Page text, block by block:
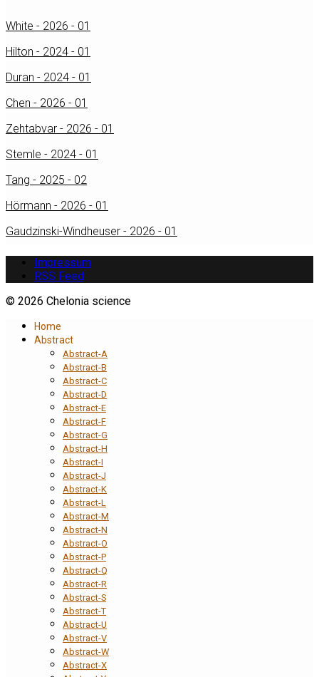
White - 2026 - 01
Hilton - 2024 - 01
Duran - 2024 - 01
Chen - 2026 - 01
Zehtabvar - 2026 - 01
Stemle - 2024 - 01
Tang - 2025 - 02
Hörmann - 2026 - 01
Gaudzinski-Windheuser - 2026 - 01
Impressum
RSS Feed
© 2026 Chelonia science
Home
Abstract
Abstract-A
Abstract-B
Abstract-C
Abstract-D
Abstract-E
Abstract-F
Abstract-G
Abstract-H
Abstract-I
Abstract-J
Abstract-K
Abstract-L
Abstract-M
Abstract-N
Abstract-O
Abstract-P
Abstract-Q
Abstract-R
Abstract-S
Abstract-T
Abstract-U
Abstract-V
Abstract-W
Abstract-X